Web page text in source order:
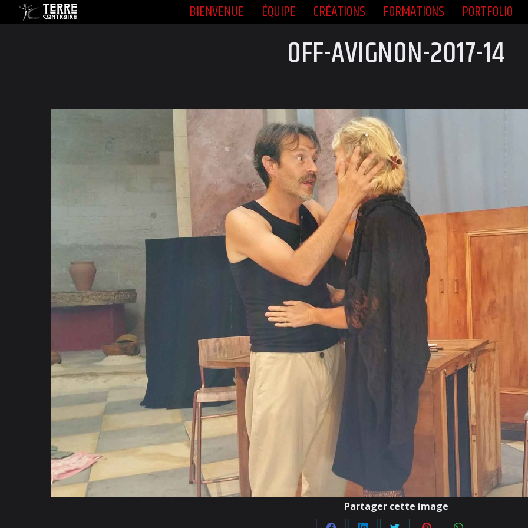
BIENVENUE ÉQUIPE CRÉATIONS FORMATIONS PORTFOLIO
OFF-AVIGNON-2017-14
Partager cette image
BIENVENUE ÉQUIPE CRÉATIONS FORMATIONS PORTFOLIO